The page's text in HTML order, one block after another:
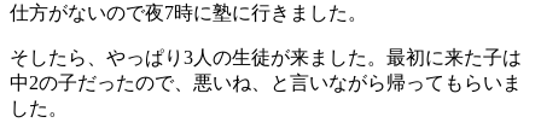
仕方がないので夜7時に塾に行きました。
そしたら、やっぱり3人の生徒が来ました。最初に来た子は
中2の子だったので、悪いね、と言いながら帰ってもらいま
した。